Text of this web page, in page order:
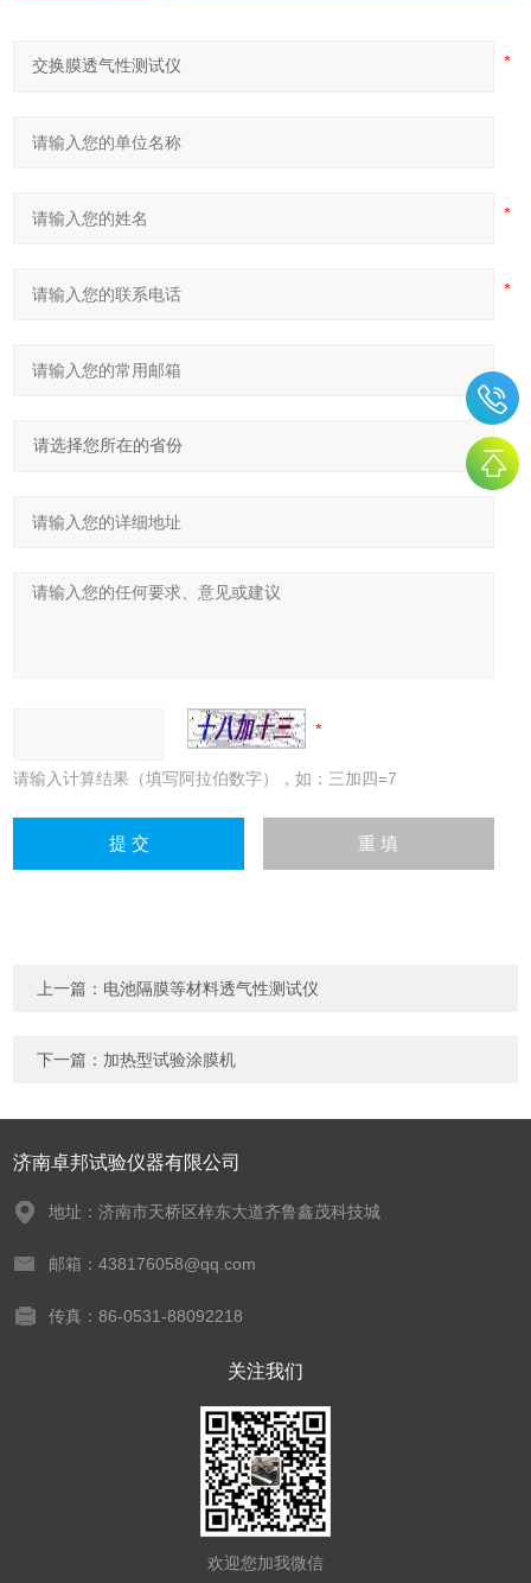
请输入计算结果（填写阿拉伯数字），如：三加四=7
上一篇： 电池隔膜等材料透气性测试仪
下一篇： 加热型试验涂膜机
济南卓邦试验仪器有限公司
地址：济南市天桥区梓东大道齐鲁鑫茂科技城
邮箱：438176058@qq.com
传真：86-0531-88092218
关注我们
欢迎您加我微信